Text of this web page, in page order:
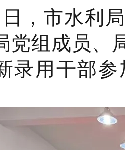
，市水利
党组成员、
录用干部